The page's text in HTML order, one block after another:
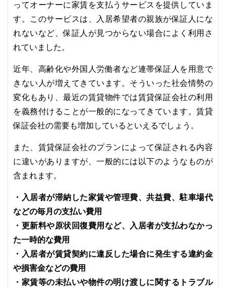
ってオーナーに家賃を支払うサービスを提供していま
す。このサービスは、入居希望者の親族が保証人にな
れないなど、保証人が見つからない場合によく利用さ
れていました。
近年、高齢化や外国人労働者など連帯保証人を用意で
きない人が増えてきています。そういった社会情勢の
変化もあり、最近の賃貸物件では賃貸保証会社の利用
を義務付けることが一般的になってきています。賃貸
保証会社の需要も増加しているといえるでしょう。
また、賃貸保証会社のプランによって保証される内容
に違いがありますが、一般的には以下のようなものが
含まれます。
・入居者が滞納した家賃や管理費、共益費、駐車場代
などの毎月の支払い費用
・更新料や原状回復費用など、入居者が支払わなかっ
た一時的な費用
・入居者が賃貸契約に違反した場合に発生する違約金
や損害金などの費用
・家賃等の未払いや物件の明け渡しに関するトラブル